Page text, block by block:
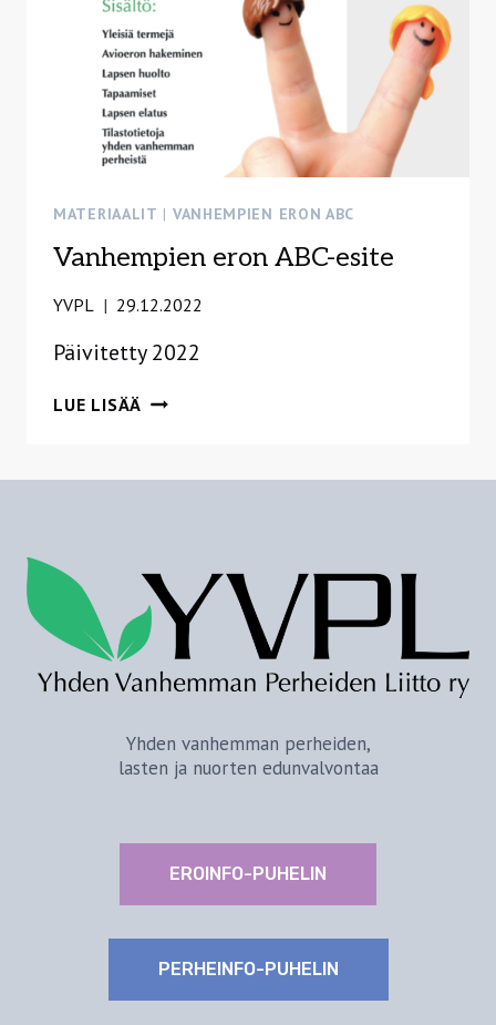
MATERIAALIT | VANHEMPIEN ERON ABC
Vanhempien eron ABC-esite
YVPL 29.12.2022
Päivitetty 2022
LUE LISÄÄ VANHEMPIEN
Yhden vanhemman perheiden,
lasten ja nuorten edunvalvontaa
EROINFO-PUHELIN
PERHEINFO-PUHELIN